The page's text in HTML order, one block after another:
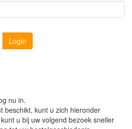
Login
nu in.
beschikt, kunt u zich hieronder
u bij uw volgend bezoek sneller